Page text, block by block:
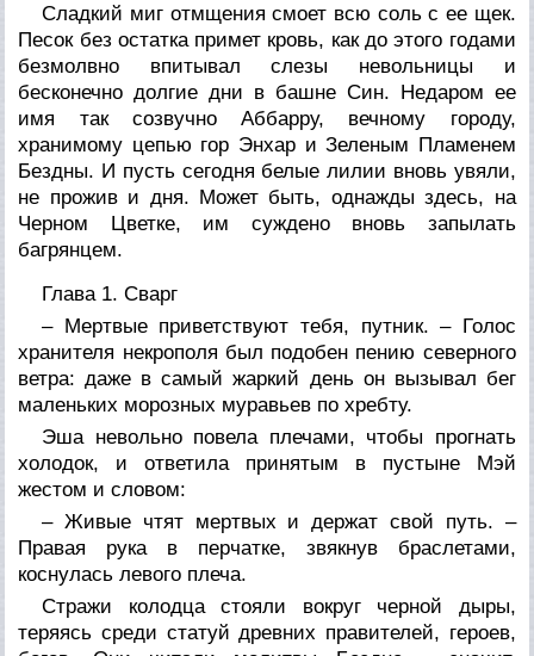
Сладкий миг отмщения смоет всю соль с ее щек.
Песок без остатка примет кровь, как до этого годами
безмолвно впитывал слезы невольницы и
бесконечно долгие дни в башне Син. Недаром ее
имя так созвучно Аббарру, вечному городу,
хранимому цепью гор Энхар и Зеленым Пламенем
Бездны. И пусть сегодня белые лилии вновь увяли,
не прожив и дня. Может быть, однажды здесь, на
Черном Цветке, им суждено вновь запылать
багрянцем.
Глава 1. Сварг
– Мертвые приветствуют тебя, путник. – Голос
хранителя некрополя был подобен пению северного
ветра: даже в самый жаркий день он вызывал бег
маленьких морозных муравьев по хребту.
Эша невольно повела плечами, чтобы прогнать
холодок, и ответила принятым в пустыне Мэй
жестом и словом:
– Живые чтят мертвых и держат свой путь. –
Правая рука в перчатке, звякнув браслетами,
коснулась левого плеча.
Стражи колодца стояли вокруг черной дыры,
теряясь среди статуй древних правителей, героев,